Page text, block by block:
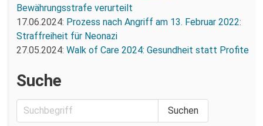
Bewährungsstrafe verurteilt
17.06.2024: Prozess nach Angriff am 13. Februar 2022:
Straffreiheit für Neonazi
27.05.2024: Walk of Care 2024: Gesundheit statt Profite
Suche